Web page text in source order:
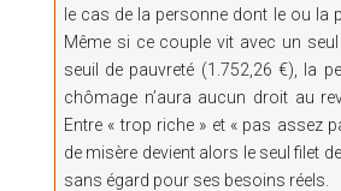
le cas de la personne dont le ou la
Même si ce couple vit avec un
seuil de pauvreté (1.752,26 €), la
chômage n’aura aucun droit au
Entre « trop riche » et « pas assez
de misère devient alors le seul filet
sans égard pour ses besoins réels.